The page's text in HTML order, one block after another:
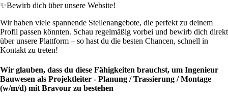
✨Bewirb dich über unsere Website!
Wir haben viele spannende Stellenangebote, die perfekt zu deinem
Profil passen könnten. Schau regelmäßig vorbei und bewirb dich direkt
über unsere Plattform – so hast du die besten Chancen, schnell in
Kontakt zu treten!
Wir glauben, dass du diese Fähigkeiten brauchst, um Ingenieur
Bauwesen als Projektleiter - Planung / Trassierung / Montage
(w/m/d) mit Bravour zu bestehen